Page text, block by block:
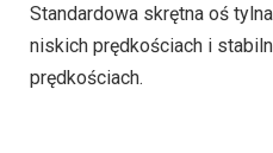
Standardowa skrętna oś
niskich prędkościach i
prędkościach.